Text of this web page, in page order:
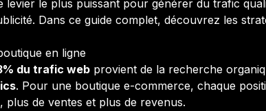
levier le plus puissant pour générer du trafic
Dans ce guide complet, découvrez les
en ligne
du trafic web provient de la recherche
. Pour une boutique e-commerce, chaque
plus de ventes et plus de revenus.